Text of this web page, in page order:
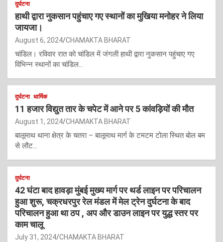
दुर्घटना
हाथी द्वारा नुकसान पहुंचाए गए स्थानों का मुखिया मनोहर ने लिया
जायजा।
August 6, 2024 CHAMAKTA BHARAT
चांडिल। रविवार रात को चांडिल में जंगली हाथी द्वारा नुकसान पहुंचाए गए
विभिन्न स्थानों का चांडिल…
दुर्घटना धार्मिक
11 हजार विद्युत तार के चपेट में आने पर 5 कांवड़ियों की मौत
August 1, 2024 CHAMAKTA BHARAT
बालूमाथ थाना क्षेत्र के चतरा – बालूमाथ मार्ग के टमटम टोला स्थित बोल बम
से लौट…
दुर्घटना
42 घंटा बाद हावड़ा मुंबई मुख्य मार्ग पर थर्ड लाइन पर परिचालन
हुआ शुरू, चक्रधरपुर रेल मंडल में मेल ट्रेन दुर्घटना के बाद
परिचालन हुआ था ठप , अप और डाउन लाइन पर युद्ध स्तर पर
काम चालू
July 31, 2024 CHAMAKTA BHARAT